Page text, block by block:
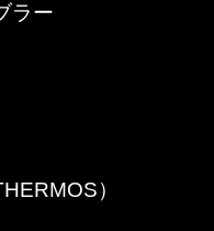
ラー
）